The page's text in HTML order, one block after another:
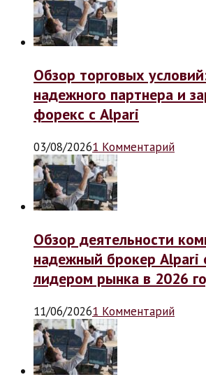
Обзор торговых
надежного партнера и
форекс с Alpari
03/08/20261 Комментарий
Обзор деятельности
надежный брокер Alpari
лидером рынка в 2026
11/06/20261 Комментарий